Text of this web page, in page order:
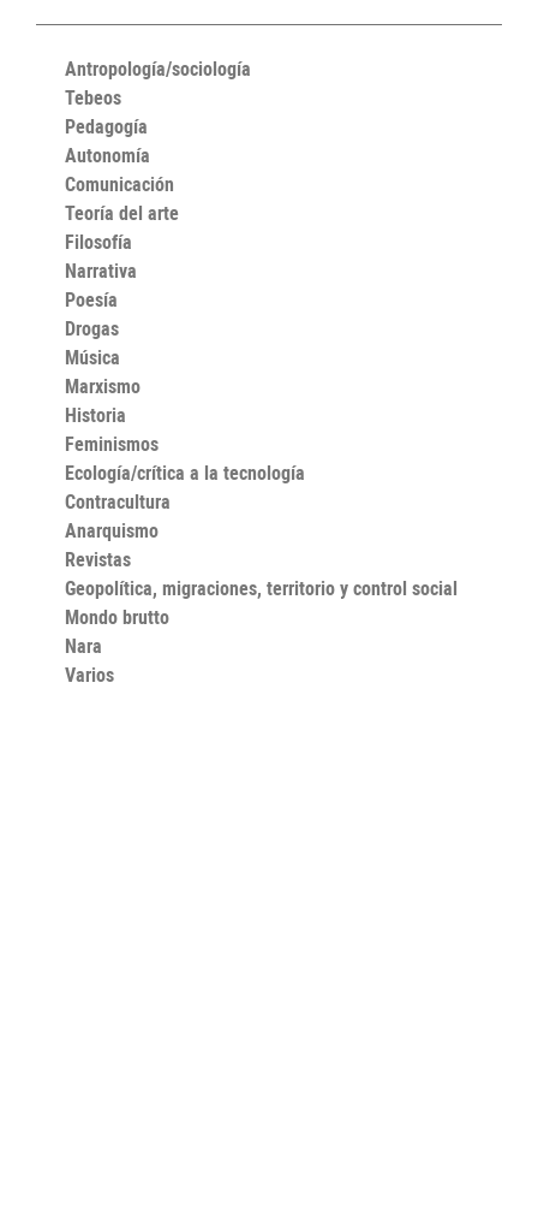
Antropología/sociología
Tebeos
Pedagogía
Autonomía
Comunicación
Teoría del arte
Filosofía
Narrativa
Poesía
Drogas
Música
Marxismo
Historia
Feminismos
Ecología/crítica a la tecnología
Contracultura
Anarquismo
Revistas
Geopolítica, migraciones, territorio y control social
Mondo brutto
Nara
Varios